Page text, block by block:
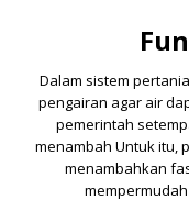
Dalam sistem
pengairan agar air
pemerintah
menambah Untuk itu,
menambahkan